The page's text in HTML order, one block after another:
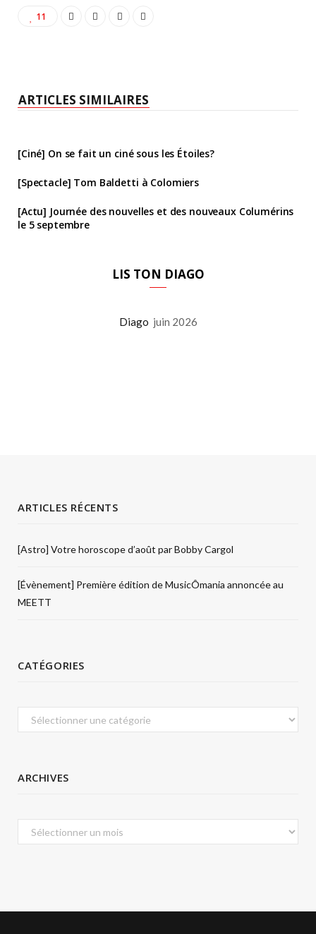
11
ARTICLES SIMILAIRES
[Ciné] On se fait un ciné sous les Étoiles?
[Spectacle] Tom Baldetti à Colomiers
[Actu] Journée des nouvelles et des nouveaux Columérins
le 5 septembre
LIS TON DIAGO
Diago juin 2026
ARTICLES RÉCENTS
[Astro] Votre horoscope d’août par Bobby Cargol
[Évènement] Première édition de MusicÔmania annoncée au
MEETT
CATÉGORIES
Catégories
ARCHIVES
Archives